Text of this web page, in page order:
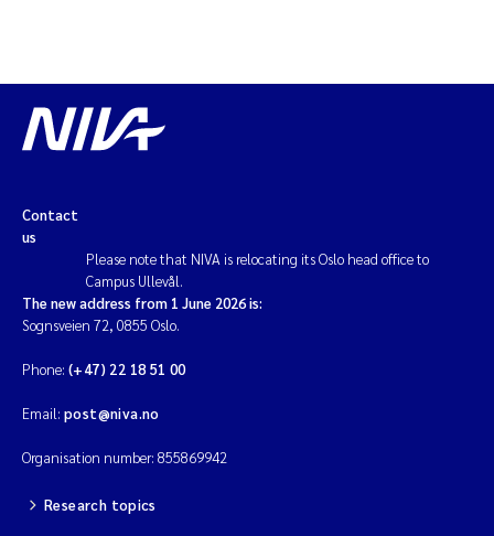
Contact
us
Please note that NIVA is relocating its Oslo head office to
Campus Ullevål.
The new address from 1 June 2026 is:
Sognsveien 72, 0855 Oslo.
Phone: (+47) 22 18 51 00
Email: post@niva.no
Organisation number: 855869942
Research topics